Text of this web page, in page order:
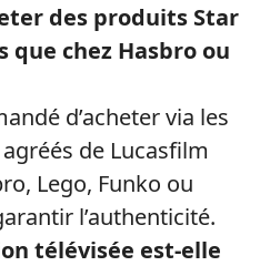
des produits Star
que chez Hasbro ou
d’acheter via les
de Lucasfilm
Lego, Funko ou
l’authenticité.
télévisée est-elle